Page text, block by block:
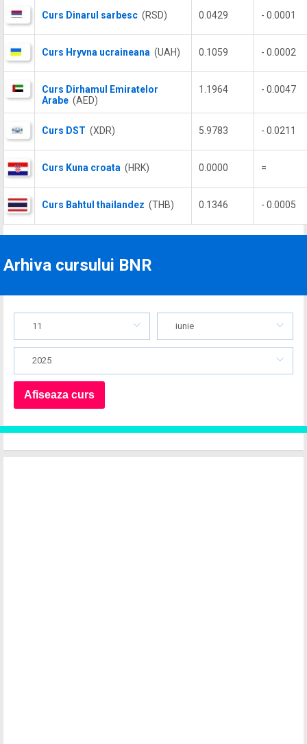
Curs Dinarul sarbesc (RSD) 0.0429 - 0.0001
Curs Hryvna ucraineana (UAH) 0.1059 - 0.0002
Curs Dirhamul Emiratelor
Arabe (AED)
1.1964 - 0.0047
Curs DST (XDR) 5.9783 - 0.0211
Curs Kuna croata (HRK) 0.0000 =
Curs Bahtul thailandez (THB) 0.1346 - 0.0005
Arhiva cursului BNR
11 iunie
2025